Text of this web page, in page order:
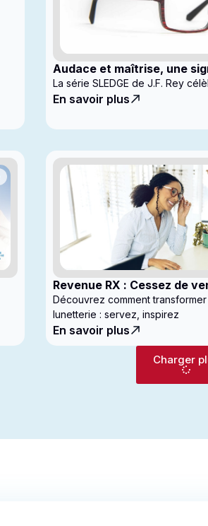
Audace et maîtrise, une
La série SLEDGE de J.F. Rey
En savoir plus
Revenue RX : Cessez de
Commencez à générer
Découvrez comment
lunetterie : servez, inspirez
En savoir plus
Charger